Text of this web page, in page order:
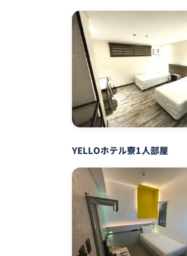
YELLOホテル寮1人部屋